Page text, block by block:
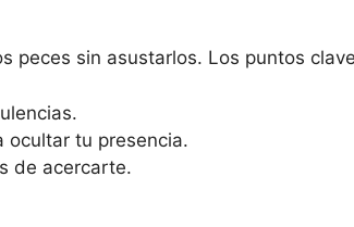
peces sin asustarlos. Los puntos
ocultar tu presencia.
de acercarte.